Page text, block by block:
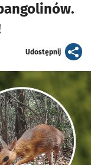
Udostępnijartykuł